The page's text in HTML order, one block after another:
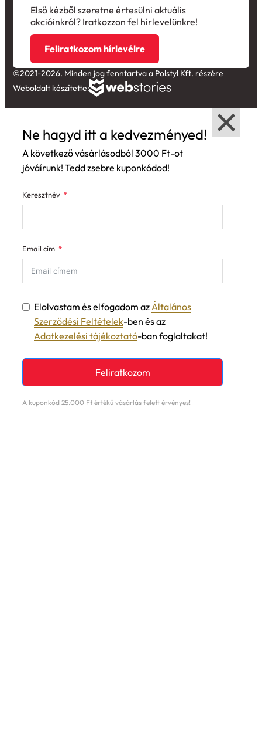
Első kézből szeretne értesülni aktuális
akcióinkról? Iratkozzon fel hírlevelünkre!
Feliratkozom hírlevélre
©2021-2026. Minden jog fenntartva a Polstyl Kft. részére
Weboldalt készítette:
Ne hagyd itt a kedvezményed!
A következő vásárlásodból 3000 Ft-ot
jóváírunk! Tedd zsebre kuponkódod!
Keresztnév
Email cím
Elolvastam és elfogadom az Általános
Szerződési Feltételek-ben és az
Adatkezelési tájékoztató-ban foglaltakat!
Feliratkozom
A kuponkód 25.000 Ft értékű vásárlás felett érvényes!